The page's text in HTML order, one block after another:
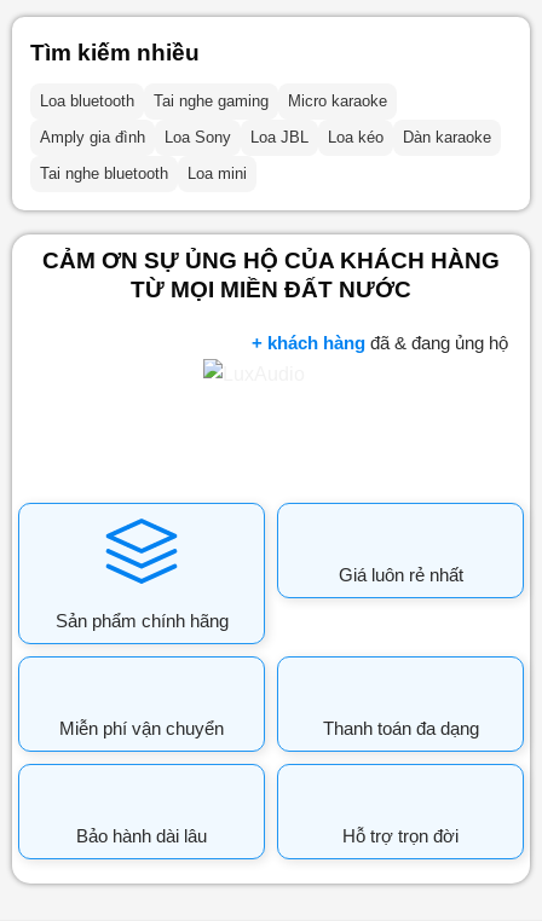
Tìm kiếm nhiều
Loa bluetooth Tai nghe gaming
Micro karaoke
Amply gia đình
Loa Sony Loa JBL Loa kéo
Dàn karaoke
Tai nghe bluetooth
Loa mini
CẢM ƠN SỰ ỦNG HỘ CỦA KHÁCH HÀNG
TỪ MỌI MIỀN ĐẤT NƯỚC
+ khách hàng đã & đang ủng hộ
Sản phẩm chính hãng
Giá luôn rẻ nhất
Miễn phí vận chuyển Thanh toán đa dạng
Bảo hành dài lâu Hỗ trợ trọn đời